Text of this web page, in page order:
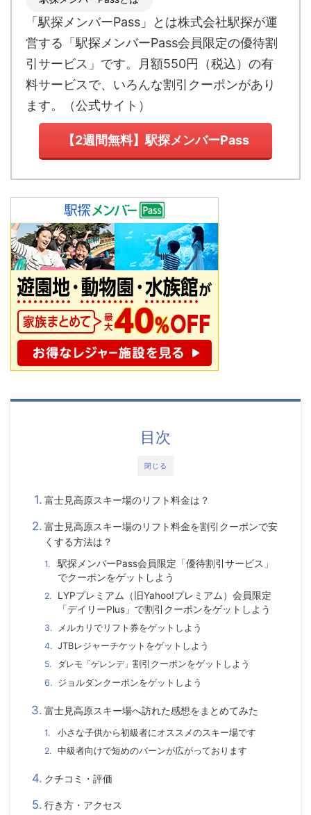
「駅探メンバーPass」とは株式会社駅探が運
営する「駅探メンバーPass会員限定の優待割
引サービス」です。月額550円（税込）の有
料サービスで、いろんな割引クーポンがあり
ます。
（公式サイト ）
【2週間無料】駅探メンバーPass
閉じる
目次
富士見高原スキー場のリフト料金は？
富士見高原スキー場のリフト料金を割引クーポンで安
くする方法は？
駅探メンバーPass会員限定「優待割引サービス」
でクーポンをゲットしよう
LYPプレミアム（旧Yahoo!プレミアム）会員限定
「デイリーPlus」で割引クーポンをゲットしよう
メルカリでリフト券をゲットしよう
JTBレジャーチケット をゲットしよう
ダレモ「ゲレンデ」 割引クーポンをゲットしよう
ジョルダンクーポンをゲットしよう
富士見高原スキー場へ訪れた感想をまとめてみた
小さな子供から初級者にオススメのスキー場です
中級者向けで短めのバーンが広がっております
クチコミ・評価
行き方・アクセス